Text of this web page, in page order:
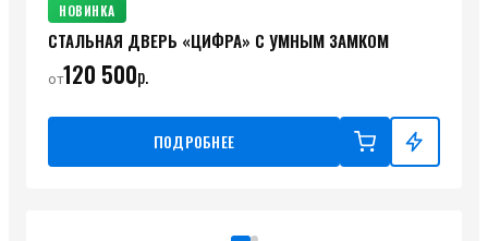
НОВИНКА
СТАЛЬНАЯ ДВЕРЬ «ЦИФРА» С УМНЫМ ЗАМКОМ
от120 500р.
ПОДРОБНЕЕ